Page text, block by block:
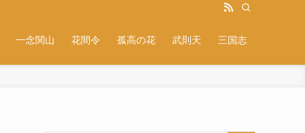
一念関山 花間令 孤高の花 武則天 三国志